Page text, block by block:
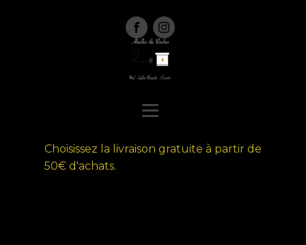
Choisissez la livraison gratuite à partir de
50€ d'achats.